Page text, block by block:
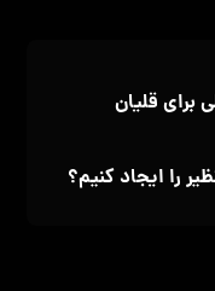
برای قلیان
را ایجاد کنیم؟